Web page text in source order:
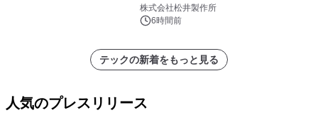
株式会社松井製作所
6時間前
テックの新着をもっと見る
人気のプレスリリース